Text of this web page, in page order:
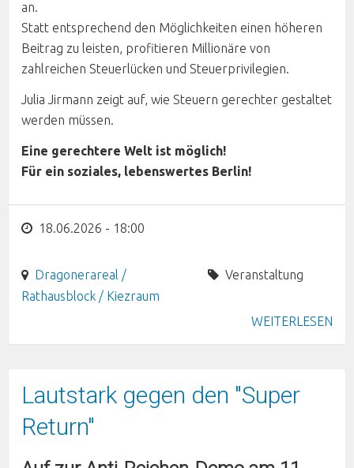
an.
Statt entsprechend den Möglichkeiten einen höheren
Beitrag zu leisten, profitieren Millionäre von
zahlreichen Steuerlücken und Steuerprivilegien.
Julia Jirmann zeigt auf, wie Steuern gerechter gestaltet
werden müssen.
Eine gerechtere Welt ist möglich!
Für ein soziales, lebenswertes Berlin!
18.06.2026 - 18:00
Dragonerareal /
Rathausblock / Kiezraum
Veranstaltung
WEITERLESEN
Lautstark gegen den "Super
Return"